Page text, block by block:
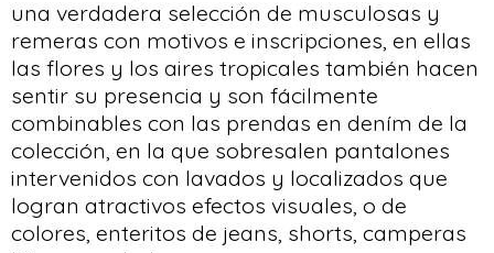
una verdadera selección de musculosas y
remeras con motivos e inscripciones, en ellas
las flores y los aires tropicales también hacen
sentir su presencia y son fácilmente
combinables con las prendas en dením de la
colección, en la que sobresalen pantalones
intervenidos con lavados y localizados que
logran atractivos efectos visuales, o de
colores, enteritos de jeans, shorts, camperas